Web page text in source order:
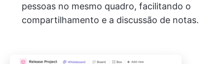
pessoas no mesmo quadro, facilitando o
compartilhamento e a discussão de notas.